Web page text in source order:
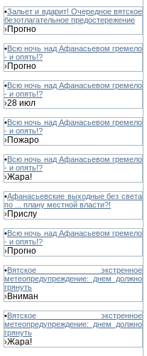
•Зальет и вдарит! Очередное вятское
безотлагательное предостережение
›Прогно
•Всю ночь над Афанасьевом гремело
- и опять!?
›Прогно
•Всю ночь над Афанасьевом гремело
- и опять!?
›28 июл
•Всю ночь над Афанасьевом гремело
- и опять!?
›Пожаро
•Всю ночь над Афанасьевом гремело
- и опять!?
›Жара!
•Афанасьевские выходные без света
по ... плану местной власти?!
›Прислу
•Всю ночь над Афанасьевом гремело
- и опять!?
›Прогно
•Вятское экстренное
метеопредупреждение: днем должно
грянуть
›Вниман
•Вятское экстренное
метеопредупреждение: днем должно
грянуть
›Жара!